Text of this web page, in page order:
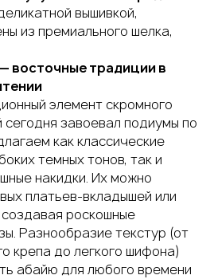
вышивкой,
из премиального шелка,
восточные традиции в
элемент скромного
завоевал подиумы по
как классические
темных тонов, так и
накидки. Их можно
платьев-вкладышей или
роскошные
Разнообразие текстур (от
крепа до легкого шифона)
абайю для любого времени